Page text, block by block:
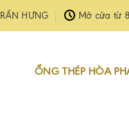
HƯNG Mở cửa từ
ỐNG THÉP HÒA